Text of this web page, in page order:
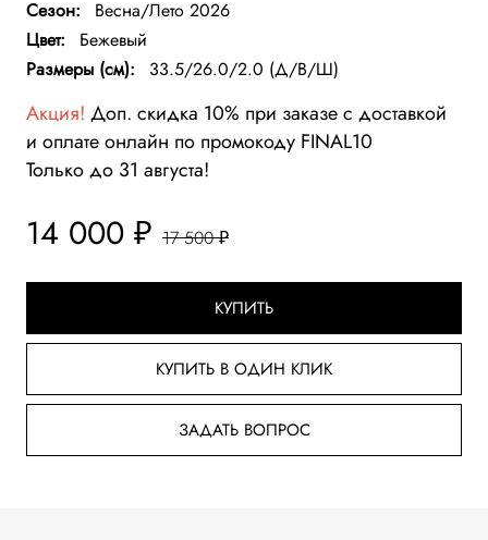
Сезон:
Весна/Лето 2026
Цвет:
Бежевый
Размеры (см):
33.5/26.0/2.0 (Д/В/Ш)
Акция! Доп. скидка 10% при заказе с доставкой
и оплате онлайн по промокоду FINAL10
Только до 31 августа!
14 000 ₽ 17 500 ₽
КУПИТЬ
КУПИТЬ В ОДИН КЛИК
ЗАДАТЬ ВОПРОС